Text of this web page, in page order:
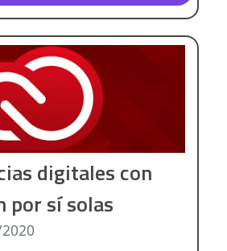
digitales con
por sí solas